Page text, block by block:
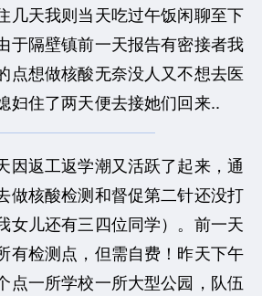
几天我则当天吃过午饭闲聊至下
于隔壁镇前一天报告有密接者我
点想做核酸无奈没人又不想去医
妇住了两天便去接她们回来..
返工返学潮又活跃了起来，通
做核酸检测和督促第二针还没打
女儿还有三四位同学）。前一天
有检测点，但需自费！昨天下午
点一所学校一所大型公园，队伍